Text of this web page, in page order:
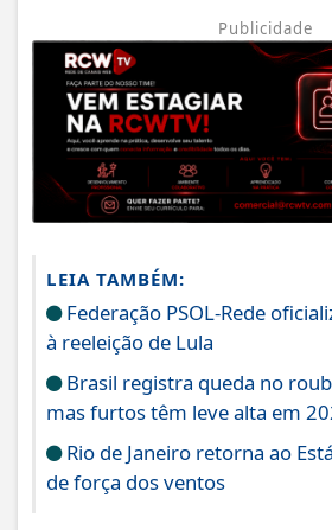
Publicidade
LEIA TAMBÉM:
Federação PSOL-Rede
à reeleição de Lula
Brasil registra queda no
mas furtos têm leve alta em
Rio de Janeiro retorna ao
de força dos ventos